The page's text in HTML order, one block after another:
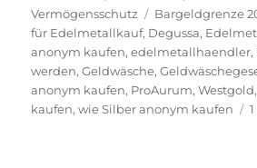
Vermögensschutz
Schlagwörter
Bargeldgrenze
für Edelmetallkauf, Degussa,
anonym kaufen,edelmetallhaendler,
werden,Geldwäsche,
anonym kaufen, ProAurum,Westgold
kaufen,wie Silber anonym kaufen